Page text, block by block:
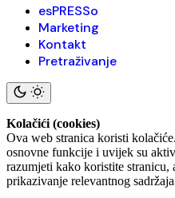
esPRESSo
Marketing
Kontakt
Pretraživanje
Kolačići (cookies)
Ova web stranica koristi
osnovne funkcije i uvijek su
razumjeti kako koristite stranicu,
prikazivanje relevantnog